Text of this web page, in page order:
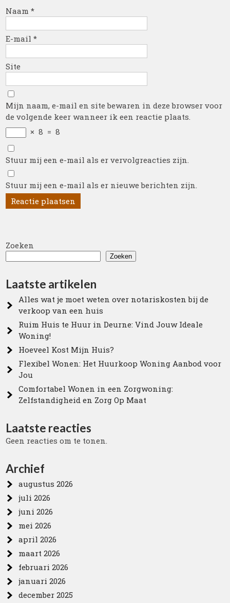
Naam*
E-mail*
Site
Mijn naam, e-mail en site bewaren in deze browser voor
de volgende keer wanneer ik een reactie plaats.
× 8 = 8
Stuur mij een e-mail als er vervolgreacties zijn.
Stuur mij een e-mail als er nieuwe berichten zijn.
Zoeken
Zoeken
Laatste artikelen
Alles wat je moet weten over notariskosten bij de
verkoop van een huis
Ruim Huis te Huur in Deurne: Vind Jouw Ideale
Woning!
Hoeveel Kost Mijn Huis?
Flexibel Wonen: Het Huurkoop Woning Aanbod voor
Jou
Comfortabel Wonen in een Zorgwoning:
Zelfstandigheid en Zorg Op Maat
Laatste reacties
Geen reacties om te tonen.
Archief
augustus 2026
juli 2026
juni 2026
mei 2026
april 2026
maart 2026
februari 2026
januari 2026
december 2025